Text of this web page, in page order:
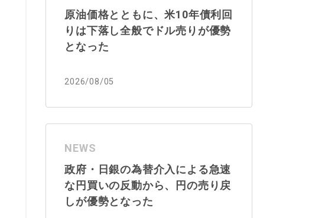
原油価格とともに、米10年債利回
りは下落し全般でドル売りが優勢
となった
2026/08/05
NEWS
政府・日銀の為替介入による急速
な円買いの反動から、円の売り戻
しが優勢となった